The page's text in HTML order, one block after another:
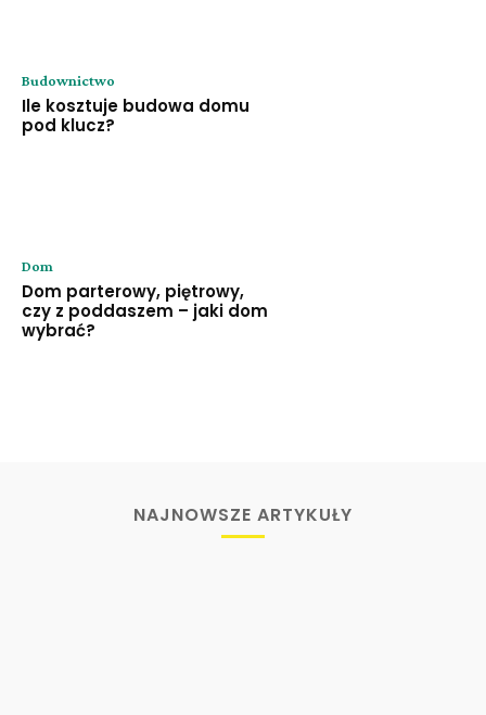
Budownictwo
Ile kosztuje budowa domu
pod klucz?
Dom
Dom parterowy, piętrowy,
czy z poddaszem – jaki dom
wybrać?
NAJNOWSZE ARTYKUŁY